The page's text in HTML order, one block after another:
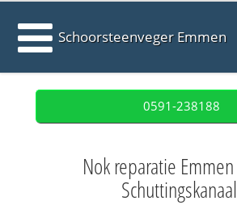
Schoorsteenveger Emmen
0591-238188
Nok reparatie
Schuttingskanaal